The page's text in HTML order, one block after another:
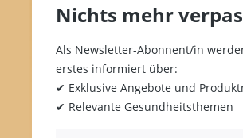
Nichts mehr
Als Newsletter-Abonnent/in
erstes informiert über:
✔ Exklusive Angebote und
✔ Relevante Gesundheitsthemen